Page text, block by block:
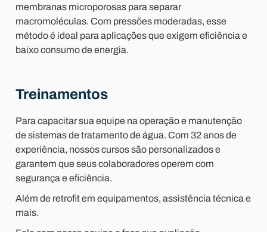
membranas microporosas para separar
macromoléculas. Com pressões moderadas, esse
método é ideal para aplicações que exigem eficiência e
baixo consumo de energia.
Treinamentos
Para capacitar sua equipe na operação e manutenção
de sistemas de tratamento de água. Com 32 anos de
experiência, nossos cursos são personalizados e
garantem que seus colaboradores operem com
segurança e eficiência.
Além de retrofit em equipamentos, assistência técnica e
mais.